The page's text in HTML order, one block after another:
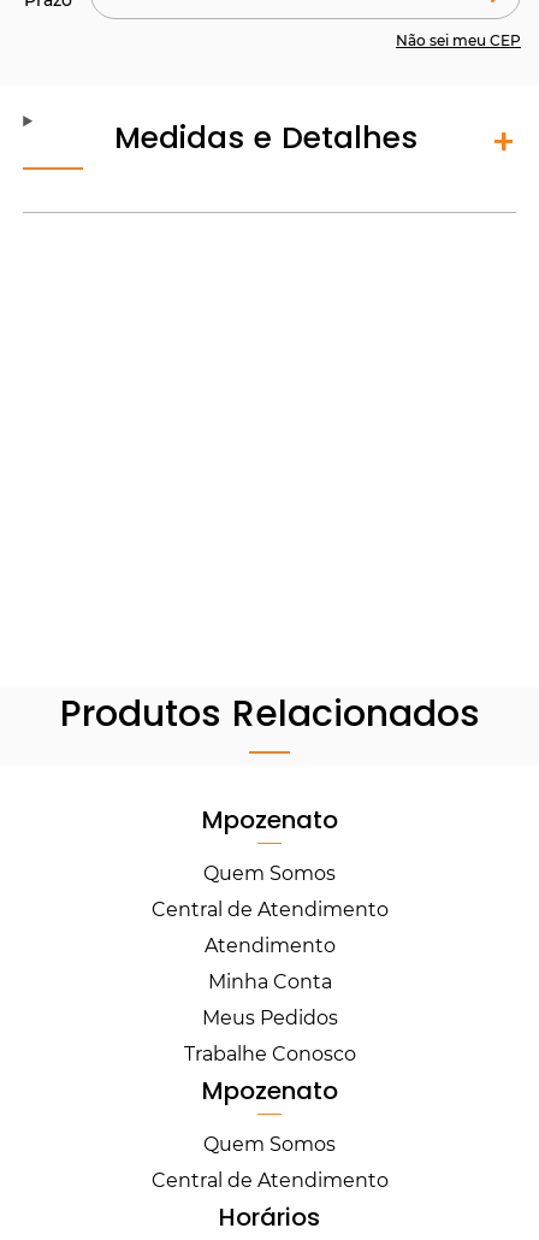
Não sei meu CEP
Medidas e Detalhes
Produtos Relacionados
Mpozenato
Quem Somos
Central de Atendimento
Atendimento
Minha Conta
Meus Pedidos
Trabalhe Conosco
Mpozenato
Quem Somos
Central de Atendimento
Horários